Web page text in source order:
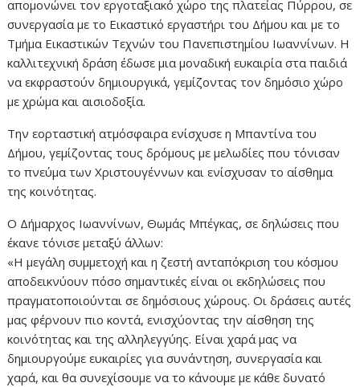
απομονώνει τον εργοταξιακό χώρο της πλατείας Πύρρου, σε
συνεργασία με το Εικαστικό εργαστήρι του Δήμου και με το
Τμήμα Εικαστικών Τεχνών του Πανεπιστημίου Ιωαννίνων. Η
καλλιτεχνική δράση έδωσε μια μοναδική ευκαιρία στα παιδιά
να εκφραστούν δημιουργικά, γεμίζοντας τον δημόσιο χώρο
με χρώμα και αισιοδοξία.
Την εορταστική ατμόσφαιρα ενίσχυσε η Μπαντίνα του
Δήμου, γεμίζοντας τους δρόμους με μελωδίες που τόνισαν
το πνεύμα των Χριστουγέννων και ενίσχυσαν το αίσθημα
της κοινότητας.
Ο Δήμαρχος Ιωαννίνων, Θωμάς Μπέγκας, σε δηλώσεις που
έκανε τόνισε μεταξύ άλλων:
«Η μεγάλη συμμετοχή και η ζεστή ανταπόκριση του κόσμου
αποδεικνύουν πόσο σημαντικές είναι οι εκδηλώσεις που
πραγματοποιούνται σε δημόσιους χώρους. Οι δράσεις αυτές
μας φέρνουν πιο κοντά, ενισχύοντας την αίσθηση της
κοινότητας και της αλληλεγγύης. Είναι χαρά μας να
δημιουργούμε ευκαιρίες για συνάντηση, συνεργασία και
χαρά, και θα συνεχίσουμε να το κάνουμε με κάθε δυνατό